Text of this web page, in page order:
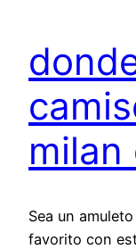
milan
Sea un
favorito con